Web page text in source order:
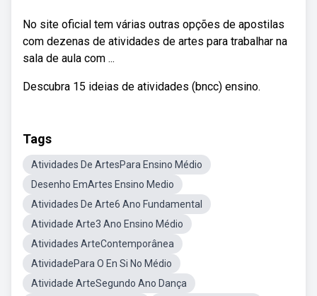
No site oficial tem várias outras opções de apostilas
com dezenas de atividades de artes para trabalhar na
sala de aula com ...
Descubra 15 ideias de atividades (bncc) ensino.
Tags
Atividades De ArtesPara Ensino Médio
Desenho EmArtes Ensino Medio
Atividades De Arte6 Ano Fundamental
Atividade Arte3 Ano Ensino Médio
Atividades ArteContemporânea
AtividadePara O En Si No Médio
Atividade ArteSegundo Ano Dança